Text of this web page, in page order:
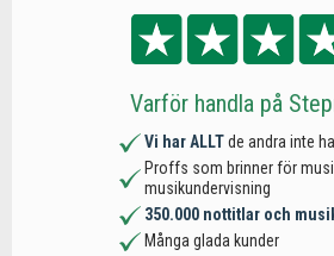
Varför handla på
Vi har ALLTde andra inte
Proffs som brinner för
musikundervisning
350.000 nottitlar och
Många glada kunder